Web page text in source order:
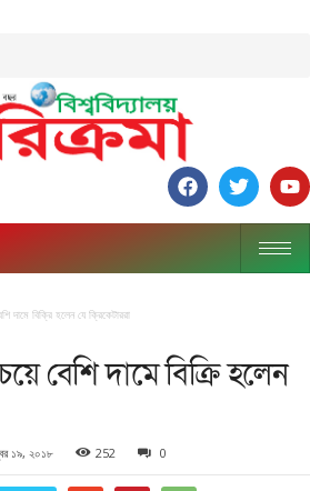
দামে বিক্রি হলেন যে ক্রিকেটাররা
বেশি দামে বিক্রি হলেন
১৯, ২০১৮ 252 0